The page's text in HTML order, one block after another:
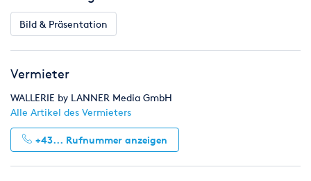
maximale Aufmerksamkeit garantieren.
Bild & Präsentation
Vermieter
WALLERIE by LANNER Media GmbH
Alle Artikel des Vermieters
+43... Rufnummer anzeigen